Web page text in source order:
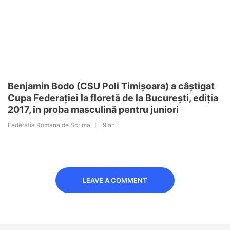
Benjamin Bodo (CSU Poli Timișoara) a câștigat
Cupa Federației la floretă de la București, ediția
2017, în proba masculină pentru juniori
Federatia Romana de Scrima 9 ani
LEAVE A COMMENT